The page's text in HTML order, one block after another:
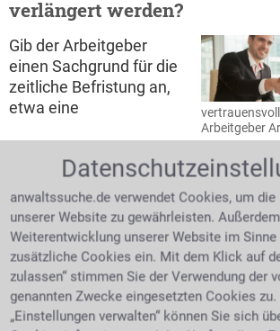
verlängert werden?
Arbeitgeber
Gib der Arbeitgeber
einen Sachgrund für die
zeitliche Befristung an,
etwa eine
Mutterschaftsvertretung, so gibt es
der Verlängerung. Sehr wohl gibt es
Befristungsdauer von in der Regel
eine zeitliche Befristung ohne
eingegangen wird. Ein
mit dem Erreichen des formulierten
dem er geschlossen wurde. Hier gibt
Bedingung, dass das Ende des
anwaltssuche.de verwendet Cookies, um
unserer Website zu gewährleisten.
Weiterentwicklung unserer Website im Sinne
zusätzliche Cookies ein. Mit dem Klick auf
zulassen“ stimmen Sie der Verwendung der
genannten Zwecke eingesetzten Cookies
„Einstellungen verwalten“ können Sie sich